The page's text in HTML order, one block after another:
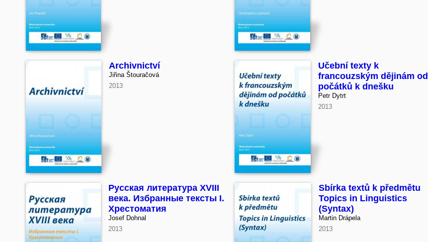
Archivnictví
Jiřina Štouračová
2013
Učební texty k
francouzským dějinám od
počátků k dnešku
Petr Dytrt
2013
Русская литература XVIII
века. Избранные тексты I.
Хрестоматия
Josef Dohnal
2013
Sbírka textů k předmětu
Topics in Linguistics
(Syntax)
Martin Drápela
2013